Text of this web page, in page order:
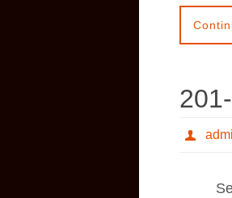
Se